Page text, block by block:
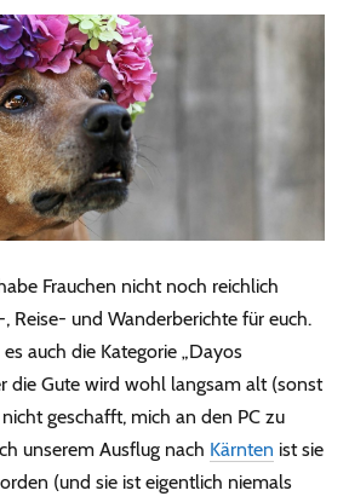
Frauchen nicht noch reichlich
Reise- und Wanderberichte für euch.
auch die Kategorie „Dayos
die Gute wird wohl langsam alt (sonst
geschafft, mich an den PC zu
unserem Ausflug nach Kärnten ist sie
(und sie ist eigentlich niemals